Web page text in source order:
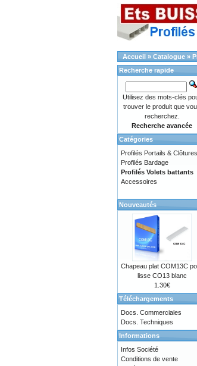
Accueil » Catalogue »
Recherche rapide
Utilisez des mots-clés
trouver le produit que
recherchez.
Recherche avancée
Catégories
Profilés Portails & Clôtures
Profilés Bardage
Profilés Volets battants
Accessoires
Nouveautés
Chapeau plat COM13C
lisse CO13 blanc
1.30€
Téléchargements
Docs. Commerciales
Docs. Techniques
Informations
Infos Société
Conditions de vente